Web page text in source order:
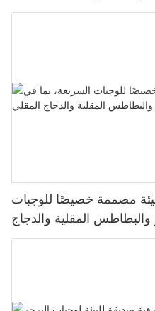
مصممة خصيصًا للوجبات
والبطاطس المقلية والدجاج
المقلي